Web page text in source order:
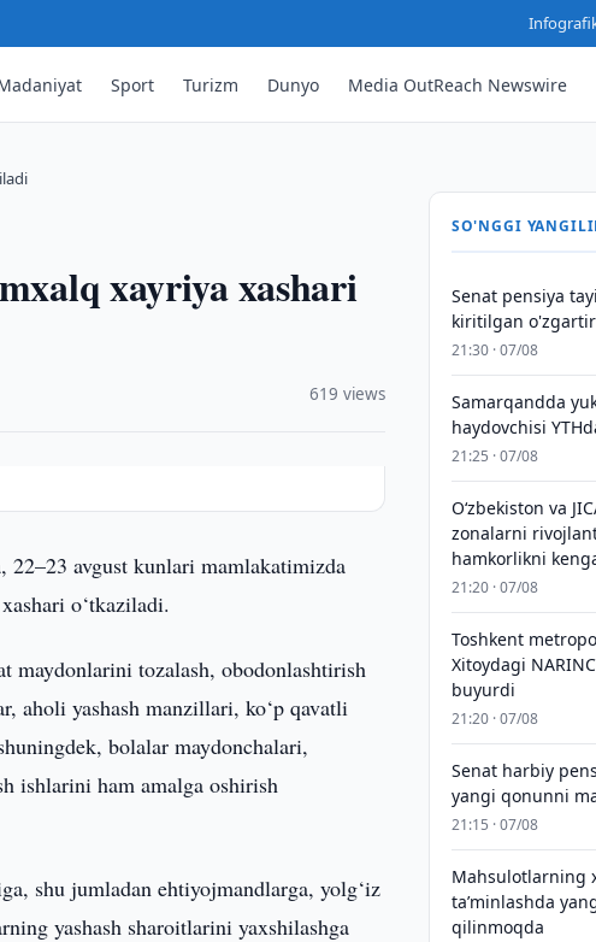
Sport Turizm Dunyo Media OutReach Newswire
xayriya xashari
619 views
22–23 avgust kunlari mamlakatimizda
o‘tkaziladi.
maydonlarini tozalash, obodonlashtirish
aholi yashash manzillari, ko‘p qavatli
bolalar maydonchalari,
ishlarini ham amalga oshirish
shu jumladan ehtiyojmandlarga, yolg‘iz
yashash sharoitlarini yaxshilashga
SO'NGGI
Senat pensiya
kiritilgan
21:30 · 07/08
Samarqandda
haydovchisi
21:25 · 07/08
Oʻzbekiston va
zonalarni
hamkorlikni
21:20 · 07/08
Toshkent
Xitoydagi
buyurdi
21:20 · 07/08
Senat harbiy
yangi qonunni
21:15 · 07/08
Mahsulotlarning
taʼminlashda
qilinmoqda